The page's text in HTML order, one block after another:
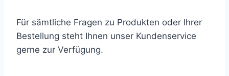
Für sämtliche Fragen zu Produkten oder Ihrer
Bestellung steht Ihnen unser Kundenservice
gerne zur Verfügung.